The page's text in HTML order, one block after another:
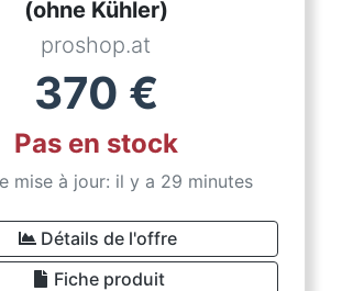
(ohne Kühler)
proshop.at
370 €
Pas en stock
mise à jour: il y a 29 minutes
Détails de l'offre
Fiche produit